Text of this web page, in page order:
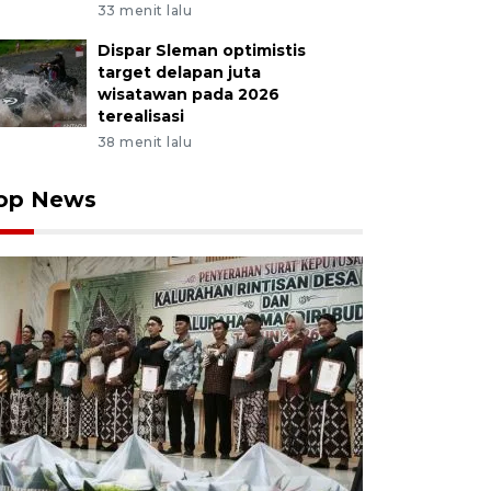
33 menit lalu
Dispar Sleman optimistis
target delapan juta
wisatawan pada 2026
terealisasi
38 menit lalu
News